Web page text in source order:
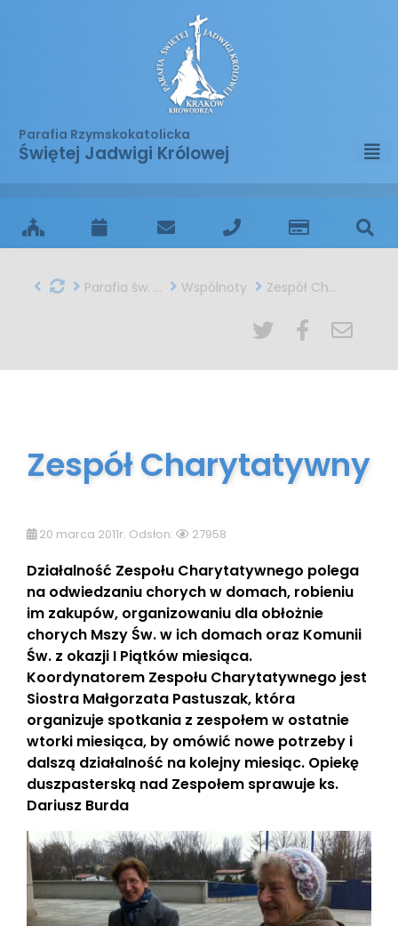
Parafia Rzymskokatolicka
Świętej Jadwigi Królowej
Parafia św. Jadwigi w Krakowie Wspólnoty Zespół Charytatywny
Zespół Charytatywny
20 marca 2011r. Odsłon: 27958
Działalność Zespołu Charytatywnego polega
na odwiedzaniu chorych w domach, robieniu
im zakupów, organizowaniu dla obłożnie
chorych Mszy Św. w ich domach oraz Komunii
Św. z okazji I Piątków miesiąca.
Koordynatorem Zespołu Charytatywnego jest
Siostra Małgorzata Pastuszak, która
organizuje spotkania z zespołem w ostatnie
wtorki miesiąca, by omówić nowe potrzeby i
dalszą działalność na kolejny miesiąc. Opiekę
duszpasterską nad Zespołem sprawuje ks.
Dariusz Burda